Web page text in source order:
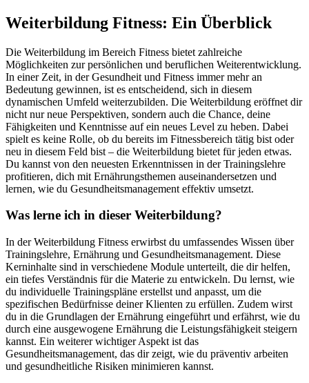
Weiterbildung Fitness: Ein Überblick
Die Weiterbildung im Bereich Fitness bietet zahlreiche
Möglichkeiten zur persönlichen und beruflichen Weiterentwicklung.
In einer Zeit, in der Gesundheit und Fitness immer mehr an
Bedeutung gewinnen, ist es entscheidend, sich in diesem
dynamischen Umfeld weiterzubilden. Die Weiterbildung eröffnet dir
nicht nur neue Perspektiven, sondern auch die Chance, deine
Fähigkeiten und Kenntnisse auf ein neues Level zu heben. Dabei
spielt es keine Rolle, ob du bereits im Fitnessbereich tätig bist oder
neu in diesem Feld bist – die Weiterbildung bietet für jeden etwas.
Du kannst von den neuesten Erkenntnissen in der Trainingslehre
profitieren, dich mit Ernährungsthemen auseinandersetzen und
lernen, wie du Gesundheitsmanagement effektiv umsetzt.
Was lerne ich in dieser Weiterbildung?
In der Weiterbildung Fitness erwirbst du umfassendes Wissen über
Trainingslehre, Ernährung und Gesundheitsmanagement. Diese
Kerninhalte sind in verschiedene Module unterteilt, die dir helfen,
ein tiefes Verständnis für die Materie zu entwickeln. Du lernst, wie
du individuelle Trainingspläne erstellst und anpasst, um die
spezifischen Bedürfnisse deiner Klienten zu erfüllen. Zudem wirst
du in die Grundlagen der Ernährung eingeführt und erfährst, wie du
durch eine ausgewogene Ernährung die Leistungsfähigkeit steigern
kannst. Ein weiterer wichtiger Aspekt ist das
Gesundheitsmanagement, das dir zeigt, wie du präventiv arbeiten
und gesundheitliche Risiken minimieren kannst.